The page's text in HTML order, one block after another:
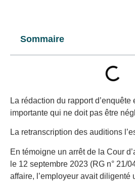
Sommaire
La rédaction du rapport d’enquête
importante qui ne doit pas être
La retranscription des auditions
En témoigne un arrêt de la Cour
le 12 septembre 2023 (RG n° 21/
affaire, l’employeur avait diligenté